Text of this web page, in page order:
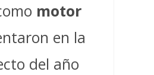
motor
en la
del año